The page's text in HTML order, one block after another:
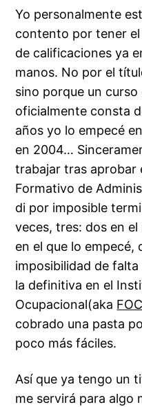
Yo personalmente
contento por tener
de calificaciones ya
manos. No por el
sino porque un curso
oficialmente consta
años yo lo empecé
en 2004…
trabajar tras aprobar
Formativo de
di por imposible
veces, tres: dos en
en el que lo empecé,
imposibilidad de
la definitiva en el
Ocupacional(aka FOC
cobrado una pasta
poco más fáciles.
Así que ya tengo un
me servirá para algo